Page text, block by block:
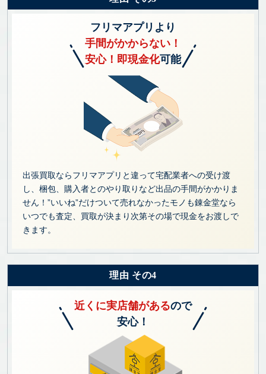
フリマアプリより
手間がかからない！
安心！即現金化可能
出張買取ならフリマアプリと違って宅配業者への受け渡
し、梱包、購入者とのやり取りなど出品の手間がかかりま
せん！”いいね”だけついて売れなかったモノも錬金堂なら
いつでも査定、買取が決まり次第その場で現金をお渡しで
きます。
理由 その4
近くに実店舗があるので
安心！